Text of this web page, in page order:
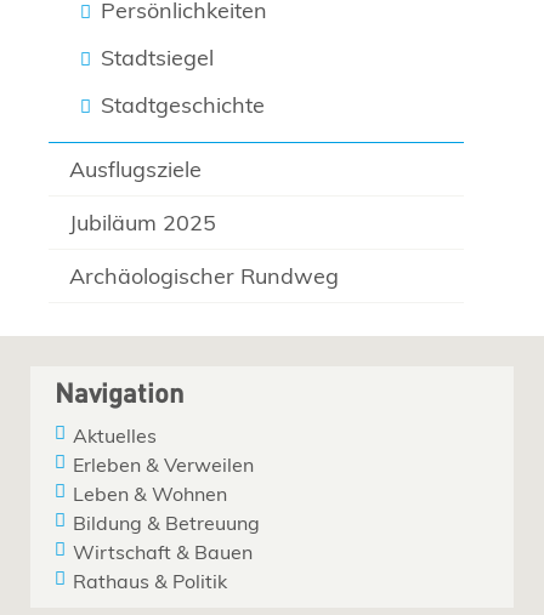
Persönlichkeiten
Stadtsiegel
Stadtgeschichte
Ausflugsziele
Jubiläum 2025
Archäologischer Rundweg
Navigation
Aktuelles
Erleben & Verweilen
Leben & Wohnen
Bildung & Betreuung
Wirtschaft & Bauen
Rathaus & Politik